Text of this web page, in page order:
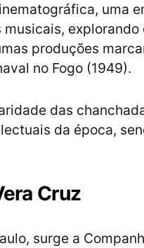
uma
produções
no Fogo (1949).
das
da época,
Cruz
surge a